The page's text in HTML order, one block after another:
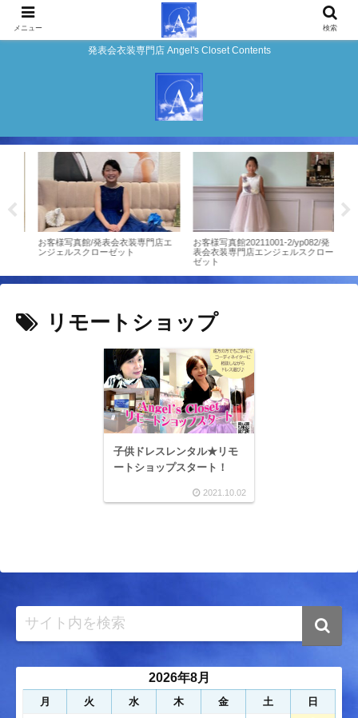
発表会衣装専門店 Angel's Closet Contents
お客様写真館/発表会衣装専門店エ
ンジェルスクローゼット
お客様写真館20211001-2/yp082/発
表会衣装専門店エンジェルスクロー
ゼット
リモートショップ
子供ドレスレンタル★リモ
ートショップスタート！
2021.10.02
2026年8月
月 火 水 木 金 土
日
メニュー 検索